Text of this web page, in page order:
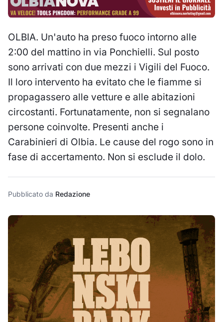
OLBIA. Un'auto ha preso fuoco intorno alle
2:00 del mattino in via Ponchielli. Sul posto
sono arrivati con due mezzi i Vigili del Fuoco.
Il loro intervento ha evitato che le fiamme si
propagassero alle vetture e alle abitazioni
circostanti. Fortunatamente, non si segnalano
persone coinvolte. Presenti anche i
Carabinieri di Olbia. Le cause del rogo sono in
fase di accertamento. Non si esclude il dolo.
Pubblicato da Redazione